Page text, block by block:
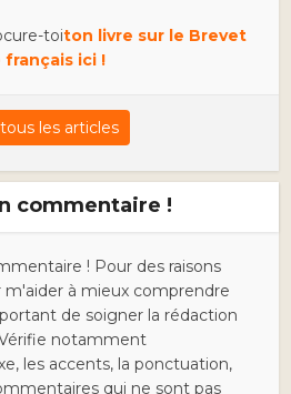
toiton livre sur le Brevet
français ici !
les articles
commentaire !
! Pour des raisons
à mieux comprendre
de soigner la rédaction
notamment
les accents, la ponctuation,
qui ne sont pas